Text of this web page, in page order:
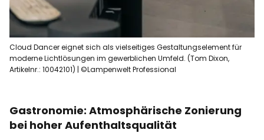
Cloud Dancer eignet sich als vielseitiges Gestaltungselement für
moderne Lichtlösungen im gewerblichen Umfeld. (Tom Dixon,
Artikelnr.: 10042101) | ©Lampenwelt Professional
Gastronomie: Atmosphärische Zonierung
bei hoher Aufenthaltsqualität